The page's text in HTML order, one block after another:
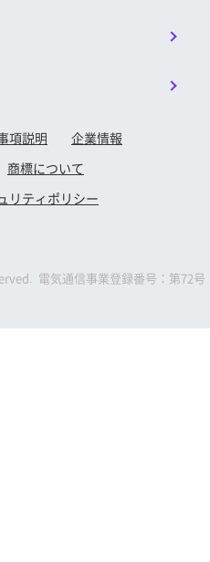
項説明
企業情報
商標について
リティポリシー
電気通信事業登録番号：第72号